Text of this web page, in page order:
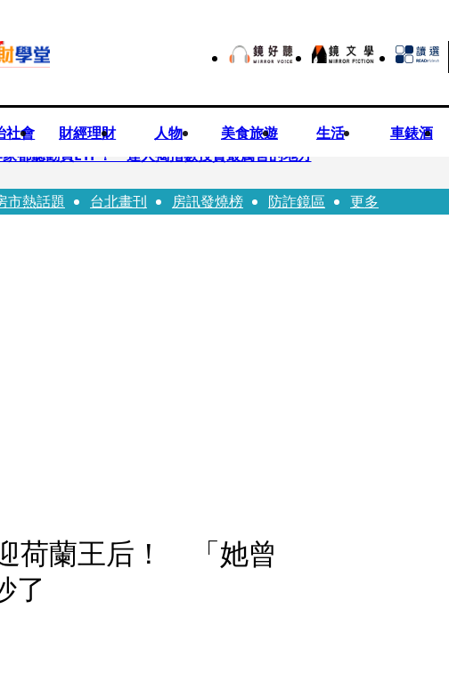
社會 財經理財 人物 美食旅遊 生活 車錶酒
都聽勸買ETF！ 達人揭指數投資最厲害的地方
什麼包？ DELVAUX兩款經典包成劇中焦點
市熱話題 台北畫刊 房訊發燒榜 防詐鏡區 更多
荷蘭王后！ 「她曾
了